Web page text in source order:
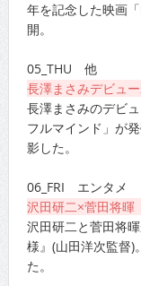
年を記念した映画
開。
05_THU 他
長澤まさみデビュ
長澤まさみのデビ
フルマインド」が
影した。
06_FRI エンタメ
沢田研二×菅田将暉
沢田研二と菅田将
様』(山田洋次監督)
た。